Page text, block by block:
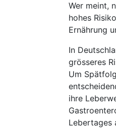
Wer meint,
hohes
Ernährung
In
grösseres
Um
ihre
Lebertages